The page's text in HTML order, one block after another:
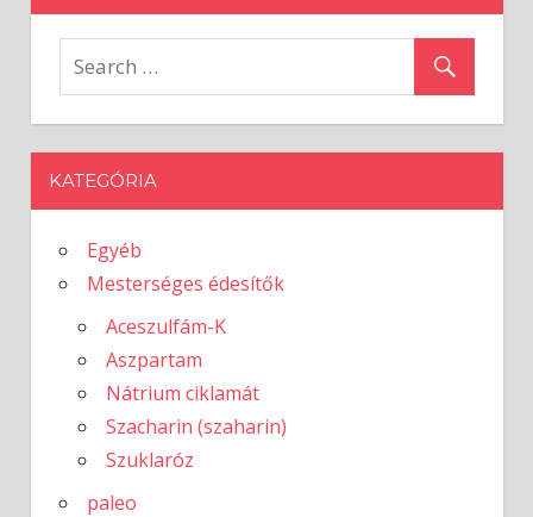
KATEGÓRIA
Egyéb
Mesterséges édesítők
Aceszulfám-K
Aszpartam
Nátrium ciklamát
Szacharin (szaharin)
Szuklaróz
paleo